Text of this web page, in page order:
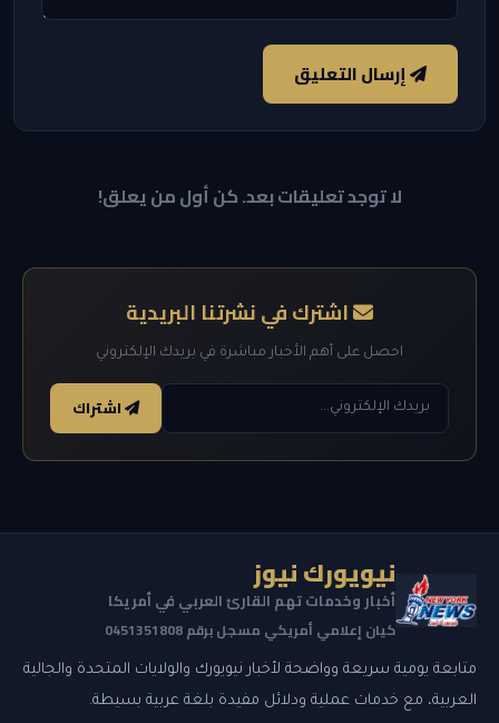
إرسال التعليق
لا توجد تعليقات بعد. كن أول من يعلق!
اشترك في نشرتنا البريدية
احصل على أهم الأخبار مباشرة في بريدك الإلكتروني
اشتراك
نيويورك نيوز
أخبار وخدمات تهم القارئ العربي في أمريكا
كيان إعلامي أمريكي مسجل برقم 0451351808
متابعة يومية سريعة وواضحة لأخبار نيويورك والولايات المتحدة والجالية
العربية، مع خدمات عملية ودلائل مفيدة بلغة عربية بسيطة.